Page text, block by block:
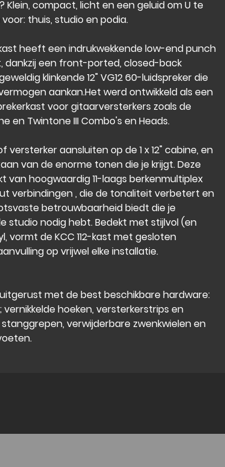
Klein, compact, licht en een geluid om U te
thuis, studio en podia.
kast heeft een indrukwekkende low-end punch
dankzij een front-ported, closed-back
klinkende 12" VG12 60-luidspreker die
aankan.Het werd ontwikkeld als een
voor gitaarversterkers zoals de
en Twintone III Combo's en Heads.
versterker aansluiten op de 1 x 12" cabine, en
​​van de enorme tonen die je krijgt. Deze
van hoogwaardig 11-laags berkenmultiplex
verbindingen , die de tonaliteit verbetert en
betrouwbaarheid biedt die je
studio nodig hebt. Bedekt met stijlvol (en
vormt de KCC 112-kast met gesloten
op vrijwel elke installatie.
met de best beschikbare hardware:
vernikkelde hoeken, versterkerstrips en
verwijderbare zwenkwielen en